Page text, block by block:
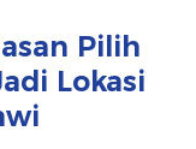
Pilih
Lokasi